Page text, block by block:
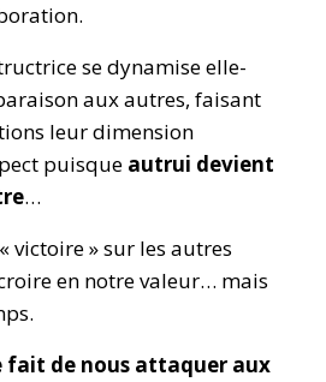
se dynamise elle-
aux autres, faisant
leur dimension
puisque autrui devient
…
victoire » sur les autres
en notre valeur… mais
fait de nous attaquer aux